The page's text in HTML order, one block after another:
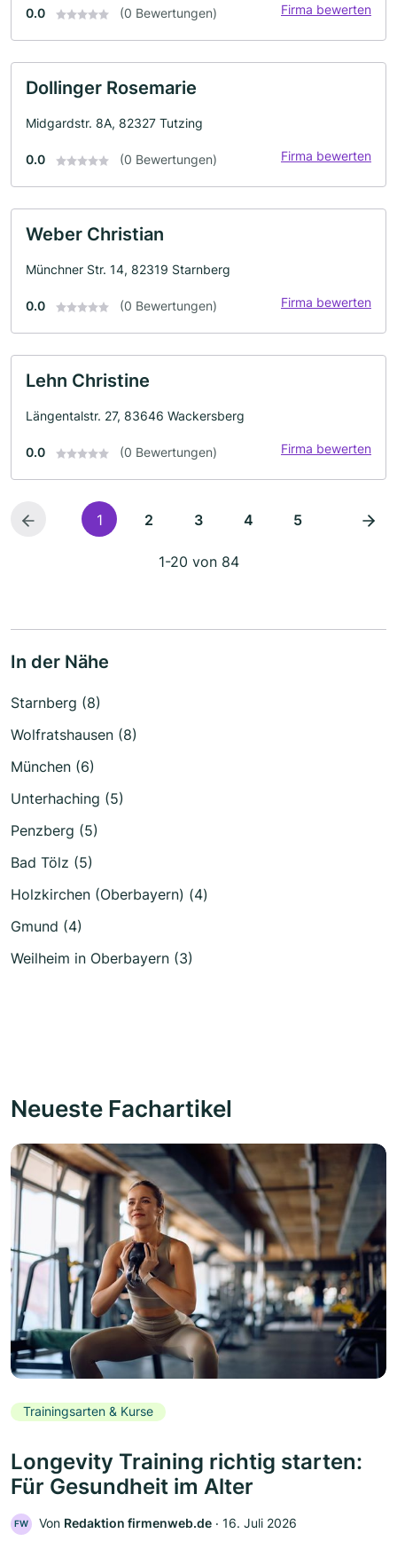
0.0 (0 Bewertungen) Firma bewerten
Dollinger Rosemarie
Midgardstr. 8A, 82327 Tutzing
0.0 (0 Bewertungen) Firma bewerten
Weber Christian
Münchner Str. 14, 82319 Starnberg
0.0 (0 Bewertungen) Firma bewerten
Lehn Christine
Längentalstr. 27, 83646 Wackersberg
0.0 (0 Bewertungen) Firma bewerten
1 2 3 4 5
1-20 von 84
In der Nähe
Starnberg (8)
Wolfratshausen (8)
München (6)
Unterhaching (5)
Penzberg (5)
Bad Tölz (5)
Holzkirchen (Oberbayern) (4)
Gmund (4)
Weilheim in Oberbayern (3)
Neueste Fachartikel
Trainingsarten & Kurse
Longevity Training richtig starten:
Für Gesundheit im Alter
FW Von Redaktion firmenweb.de ‧ 16. Juli 2026